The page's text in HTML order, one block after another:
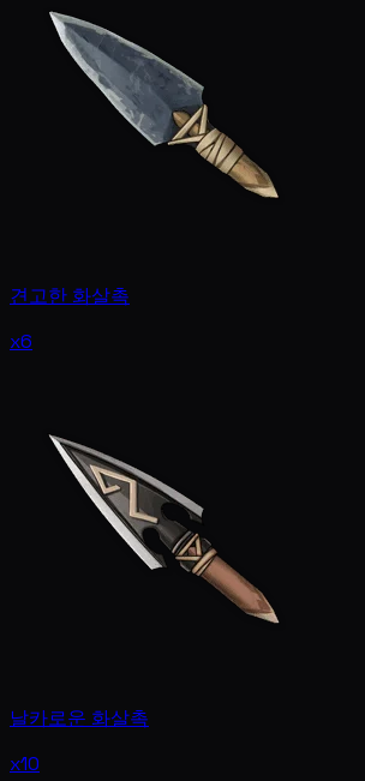
견고한 화살촉
x6
날카로운 화살촉
x10